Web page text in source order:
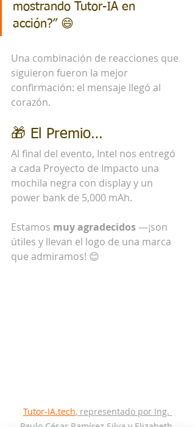
mostrando Tutor-IA en
acción?” 😄
Una combinación de reacciones que
siguieron fueron la mejor
confirmación: el mensaje llegó al
corazón.
🎁 El Premio…
Al final del evento, Intel nos entregó
a cada Proyecto de Impacto una
mochila negra con display y un
power bank de 5,000 mAh.
Estamos muy agradecidos —¡son
útiles y llevan el logo de una marca
que admiramos! 😊
Tutor-IA.tech, representado por Ing.